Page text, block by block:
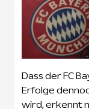
Dass der FC
Erfolge
wird, erkennt